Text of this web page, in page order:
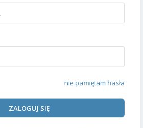
nie pamiętam hasła
ZALOGUJ SIĘ